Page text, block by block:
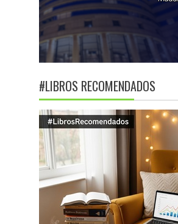
#LIBROS RECOMENDADOS